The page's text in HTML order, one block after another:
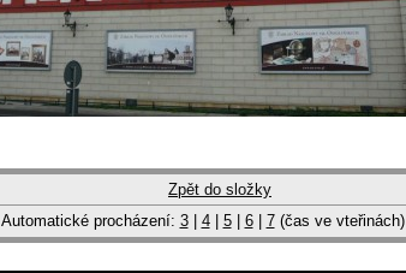
Zpět do složky
Automatické procházení: 3| 4| 5| 6| 7(čas ve vteřinách)